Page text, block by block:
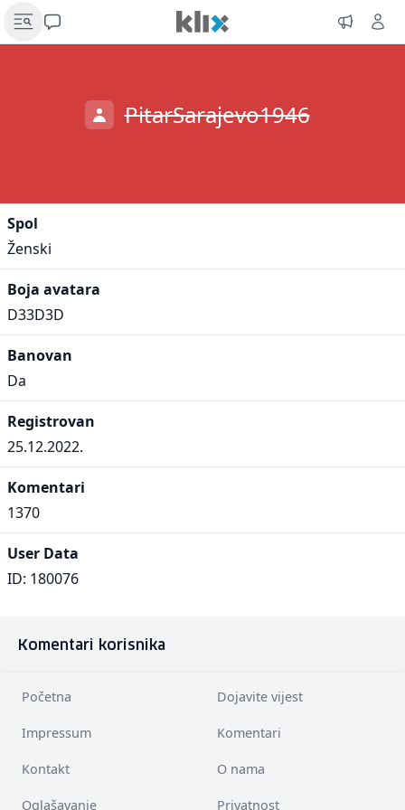
PitarSarajevo1946
Spol
Ženski
Boja avatara
D33D3D
Banovan
Da
Registrovan
25.12.2022.
Komentari
1370
User Data
ID: 180076
Komentari korisnika
Početna Dojavite vijest
Impressum Komentari
Kontakt O nama
Oglašavanje Privatnost